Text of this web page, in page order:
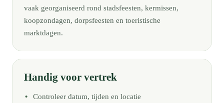
vaak georganiseerd rond stadsfeesten, kermissen,
koopzondagen, dorpsfeesten en toeristische
marktdagen.
Handig voor vertrek
Controleer datum, tijden en locatie